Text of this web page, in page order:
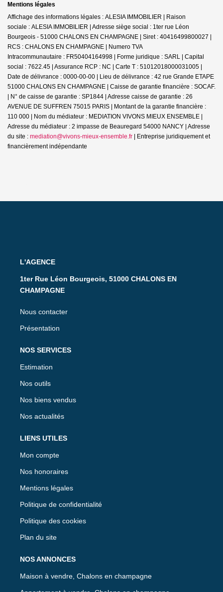
Mentions légales
Affichage des informations légales : ALESIA IMMOBILIER | Raison
sociale : ALESIA IMMOBILIER | Adresse siège social : 1ter rue Léon
Bourgeois - 51000 CHALONS EN CHAMPAGNE | Siret : 40416499800027 |
RCS : CHALONS EN CHAMPAGNE | Numero TVA
Intracommunautaire : FR50404164998 | Forme juridique : SARL | Capital
social : 7622.45 | Assurance RCP : NC | Carte T : 51012018000031005 |
Date de délivrance : 0000-00-00 | Lieu de délivrance : 42 rue Grande ETAPE
51000 CHALONS EN CHAMPAGNE | Caisse de garantie financière : SOCAF.
| N° de caisse de garantie : SP1844 | Adresse caisse de garantie : 26
AVENUE DE SUFFREN 75015 PARIS | Montant de la garantie financière :
110 000 | Nom du médiateur : MEDIATION VIVONS MIEUX ENSEMBLE |
Adresse du médiateur : 2 impasse de Beauregard 54000 NANCY | Adresse
du site : mediation@vivons-mieux-ensemble.fr | Entreprise juridiquement et
financièrement indépendante
L'AGENCE
1ter Rue Léon Bourgeois, 51000 CHALONS EN
CHAMPAGNE
Nous contacter
Présentation
NOS SERVICES
Estimation
Nos outils
Nos biens vendus
Nos actualités
LIENS UTILES
Mon compte
Nos honoraires
Mentions légales
Politique de confidentialité
Politique des cookies
Plan du site
NOS ANNONCES
Maison à vendre, Chalons en champagne